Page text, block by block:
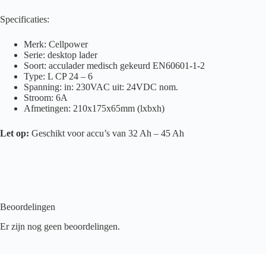
Specificaties:
Merk: Cellpower
Serie: desktop lader
Soort: acculader medisch gekeurd EN60601-1-2
Type: L CP 24 – 6
Spanning: in: 230VAC uit: 24VDC nom.
Stroom: 6A
Afmetingen: 210x175x65mm (lxbxh)
Let op: Geschikt voor accu’s van 32 Ah – 45 Ah
Beoordelingen
Er zijn nog geen beoordelingen.